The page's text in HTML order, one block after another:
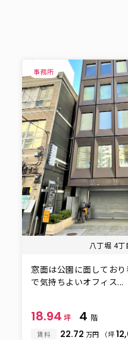
事務所
八丁堀 4丁
窓面は公園に面してお
で気持ちよいオフィス...
18.94 坪 4 階
賃料 22.72 万円 （坪